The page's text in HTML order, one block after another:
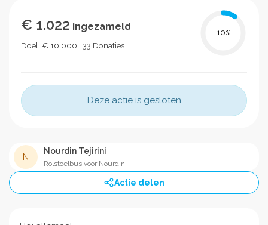
€ 1.022 ingezameld
Doel: € 10.000 · 33 Donaties
10%
Deze actie is gesloten
N
Nourdin Tejirini
Rolstoelbus voor Nourdin
Actie delen